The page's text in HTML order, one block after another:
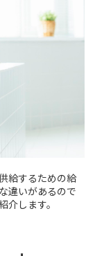
給するための給
違いがあるので
します。